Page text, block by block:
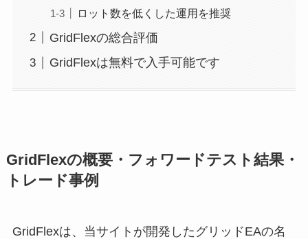
ロット数を低くした運用を推奨
GridFlexの総合評価
GridFlexは無料で入手可能です
GridFlexの概要・フォワードテスト結果・
トレード事例
GridFlexは、当サイトが開発したグリッドEAの名